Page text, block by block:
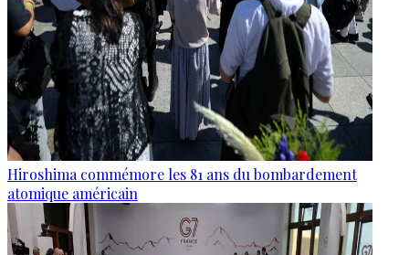
Hiroshima commémore les 81 ans du bombardement
atomique américain